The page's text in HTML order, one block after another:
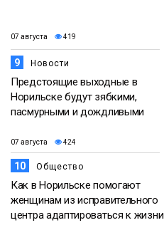
07 августа 419
9 Новости
Предстоящие выходные в
Норильске будут зябкими,
пасмурными и дождливыми
07 августа 424
10 Общество
Как в Норильске помогают
женщинам из исправительного
центра адаптироваться к жизни